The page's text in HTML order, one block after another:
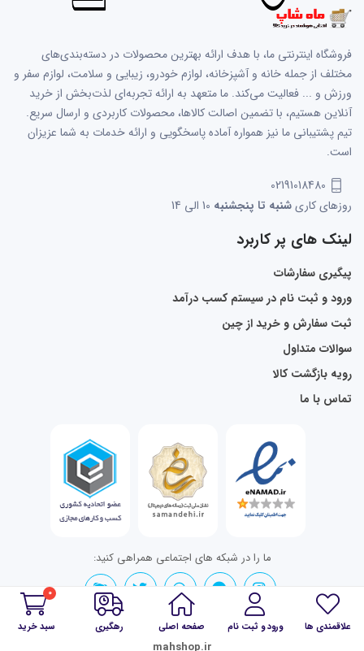
0
سبد خرید رهگیری صفحه اصلی ورود و ثبت نام علاقمندی ها
mahshop.ir
فروشگاه اینترنتی ما، با هدف ارائه بهترین محصولات در دسته‌بندی‌های
مختلف از جمله خانه و آشپزخانه، لوازم خودرو، زیبایی و سلامت، لوازم سفر و
ورزش و ... فعالیت می‌کند. ما متعهد به ارائه تجربه‌ای لذت‌بخش از خرید
آنلاین هستیم، با تضمین اصالت کالاها، محصولات کاربردی و ارسال سریع.
تیم پشتیبانی ما نیز همواره آماده پاسخگویی و ارائه خدمات به شما عزیزان
است.
02191018480
روزهای کاریشنبه تا پنجشنبه
لینک های پر کاربرد
پیگیری سفارشات
ورود و ثبت نام در سیستم کسب درآمد
ثبت سفارش و خرید از چین
سوالات متداول
رویه بازگشت کالا
تماس با ما
ما را در شبکه های اجتماعی همراهی کنید:
تمامی حقوق برای mahshop.ir محفوظ است.